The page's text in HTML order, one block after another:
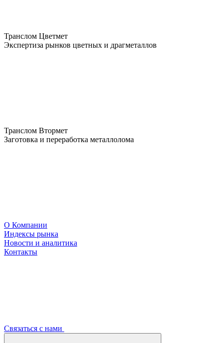
Транслом Цветмет
Экспертиза рынков цветных и драгметаллов
Транслом Втормет
Заготовка и переработка металлолома
О Компании
Индексы рынка
Новости и аналитика
Контакты
Связаться с нами